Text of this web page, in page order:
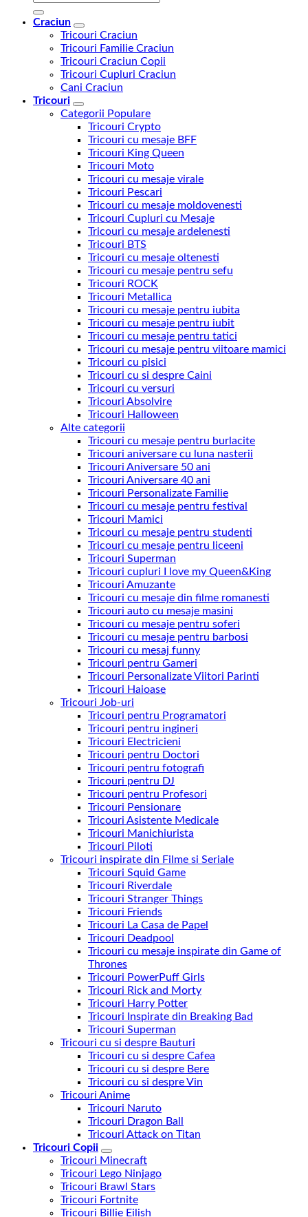
Craciun
Tricouri Craciun
Tricouri Familie Craciun
Tricouri Craciun Copii
Tricouri Cupluri Craciun
Cani Craciun
Tricouri
Categorii Populare
Tricouri Crypto
Tricouri cu mesaje BFF
Tricouri King Queen
Tricouri Moto
Tricouri cu mesaje virale
Tricouri Pescari
Tricouri cu mesaje moldovenesti
Tricouri Cupluri cu Mesaje
Tricouri cu mesaje ardelenesti
Tricouri BTS
Tricouri cu mesaje oltenesti
Tricouri cu mesaje pentru sefu
Tricouri ROCK
Tricouri Metallica
Tricouri cu mesaje pentru iubita
Tricouri cu mesaje pentru iubit
Tricouri cu mesaje pentru tatici
Tricouri cu mesaje pentru viitoare mamici
Tricouri cu pisici
Tricouri cu si despre Caini
Tricouri cu versuri
Tricouri Absolvire
Tricouri Halloween
Alte categorii
Tricouri cu mesaje pentru burlacite
Tricouri aniversare cu luna nasterii
Tricouri Aniversare 50 ani
Tricouri Aniversare 40 ani
Tricouri Personalizate Familie
Tricouri cu mesaje pentru festival
Tricouri Mamici
Tricouri cu mesaje pentru studenti
Tricouri cu mesaje pentru liceeni
Tricouri Superman
Tricouri cupluri I love my Queen&King
Tricouri Amuzante
Tricouri cu mesaje din filme romanesti
Tricouri auto cu mesaje masini
Tricouri cu mesaje pentru soferi
Tricouri cu mesaje pentru barbosi
Tricouri cu mesaj funny
Tricouri pentru Gameri
Tricouri Personalizate Viitori Parinti
Tricouri Haioase
Tricouri Job-uri
Tricouri pentru Programatori
Tricouri pentru ingineri
Tricouri Electricieni
Tricouri pentru Doctori
Tricouri pentru fotografi
Tricouri pentru DJ
Tricouri pentru Profesori
Tricouri Pensionare
Tricouri Asistente Medicale
Tricouri Manichiurista
Tricouri Piloti
Tricouri inspirate din Filme si Seriale
Tricouri Squid Game
Tricouri Riverdale
Tricouri Stranger Things
Tricouri Friends
Tricouri La Casa de Papel
Tricouri Deadpool
Tricouri cu mesaje inspirate din Game of
Thrones
Tricouri PowerPuff Girls
Tricouri Rick and Morty
Tricouri Harry Potter
Tricouri Inspirate din Breaking Bad
Tricouri Superman
Tricouri cu si despre Bauturi
Tricouri cu si despre Cafea
Tricouri cu si despre Bere
Tricouri cu si despre Vin
Tricouri Anime
Tricouri Naruto
Tricouri Dragon Ball
Tricouri Attack on Titan
Tricouri Copii
Tricouri Minecraft
Tricouri Lego Ninjago
Tricouri Brawl Stars
Tricouri Fortnite
Tricouri Billie Eilish